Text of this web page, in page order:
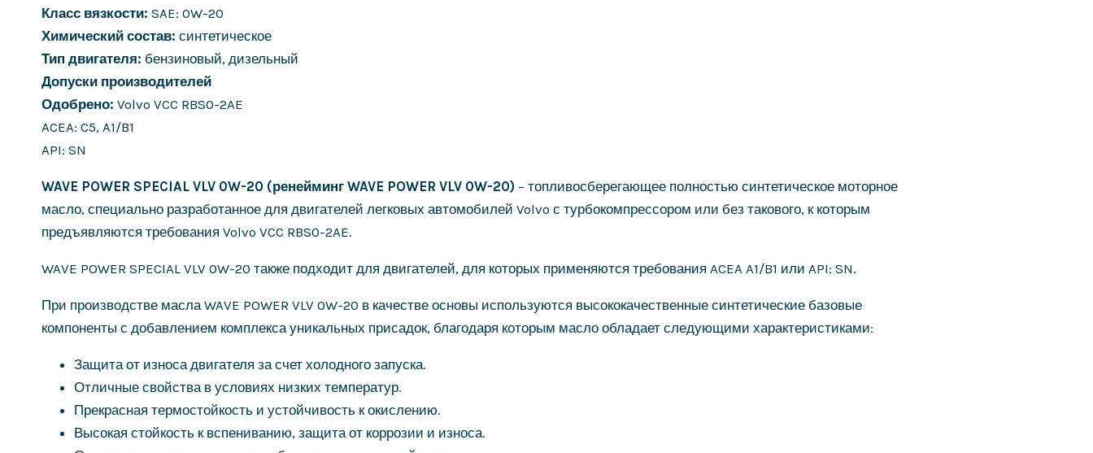
Класс вязкости: SAE: 0W-20
Химический состав: синтетическое
Тип двигателя: бензиновый, дизельный
Допуски производителей
Одобрено: Volvo VCC RBS0-2AE
ACEA: C5, A1/B1
API: SN
WAVE POWER SPECIAL VLV 0W-20 (ренейминг WAVE POWER VLV 0W-20) – топливосберегающее полностью синтетическое моторное
масло, специально разработанное для двигателей легковых автомобилей Volvo с турбокомпрессором или без такового, к которым
предъявляются требования Volvo VCC RBS0-2AE.
WAVE POWER SPECIAL VLV 0W-20 также подходит для двигателей, для которых применяются требования ACEA A1/B1 или API: SN.
При производстве масла WAVE POWER VLV 0W-20 в качестве основы используются высококачественные синтетические базовые
компоненты с добавлением комплекса уникальных присадок, благодаря которым масло обладает следующими характеристиками:
Защита от износа двигателя за счет холодного запуска.
Отличные свойства в условиях низких температур.
Прекрасная термостойкость и устойчивость к окислению.
Высокая стойкость к вспениванию, защита от коррозии и износа.